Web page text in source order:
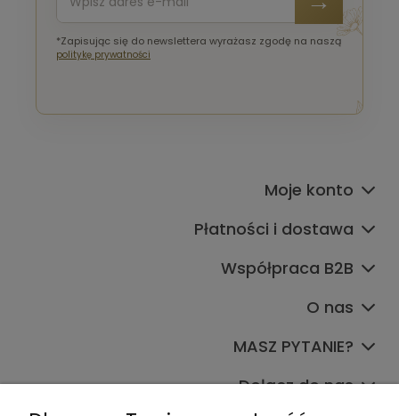
*Zapisując się do newslettera wyrażasz zgodę na naszą
politykę prywatności
Moje konto
Płatności i dostawa
Współpraca B2B
O nas
MASZ PYTANIE?
Dołącz do nas